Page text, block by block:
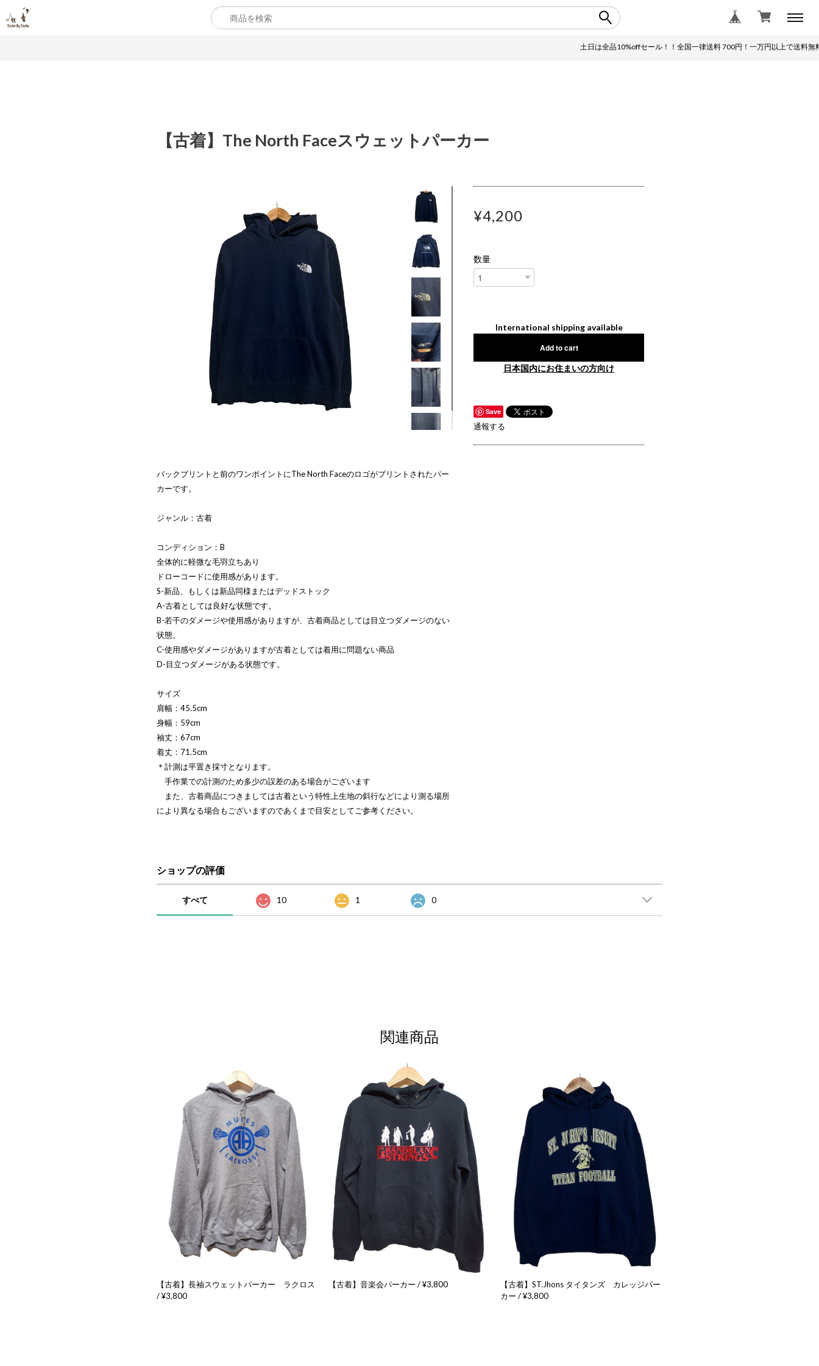
土日は全品10%offセール！！全国一律送料 700円！一万円以上で送料無料！
【古着】The North Faceスウェットパーカー
バックプリントと前のワンポイントにThe North Faceのロゴがプリントされたパー
カーです。
ジャンル：古着
コンディション：B
全体的に軽微な毛羽立ちあり
ドローコードに使用感があります。
S-新品、もしくは新品同様またはデッドストック
A-古着としては良好な状態です。
B-若干のダメージや使用感がありますが、古着商品としては目立つダメージのない
状態。
C-使用感やダメージがありますが古着としては着用に問題ない商品
D-目立つダメージがある状態です。
サイズ
肩幅：45.5cm
身幅：59cm
袖丈：67cm
着丈：71.5cm
＊計測は平置き採寸となります。
手作業での計測のため多少の誤差のある場合がございます
また、古着商品につきましては古着という特性上生地の斜行などにより測る場所
により異なる場合もございますのであくまで目安としてご参考ください。
¥4,200
数量
International shipping available
Add to cart
日本国内にお住まいの方向け
Save
通報する
ショップの評価
すべて 10 1 0
関連商品
【古着】長袖スウェットパーカー ラクロス
/ ¥3,800
【古着】音楽会パーカー / ¥3,800
【古着】ST.Jhons タイタンズ カレッジパー
カー / ¥3,800